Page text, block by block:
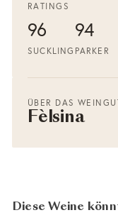
RATINGS
96
SUCKLING
94
PARKER
ÜBER DAS
Fèlsina
Diese Weine